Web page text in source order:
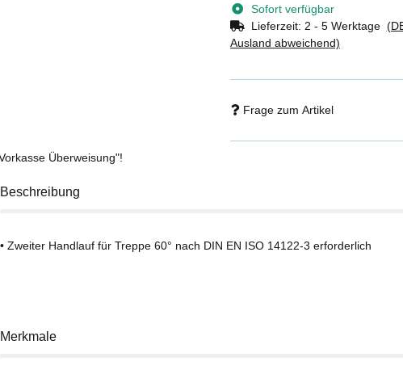
Sofort verfügbar
Lieferzeit: 2 - 5 Werktage
Ausland abweichend)
Frage zum Artikel
Überweisung"!
Beschreibung
• Zweiter Handlauf für Treppe 60° nach DIN EN ISO 14122-3 erforderlich
Merkmale